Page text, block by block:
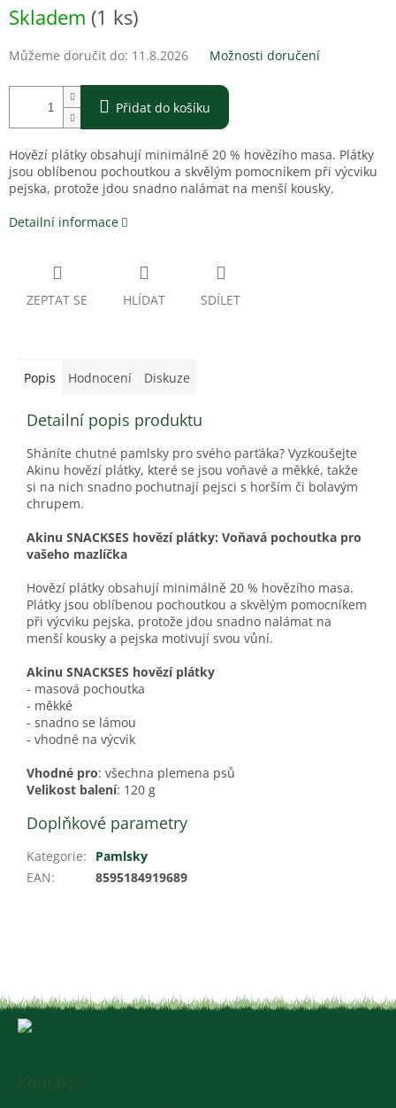
cena:
Skladem (1 ks)
Můžeme doručit do: 11.8.2026 Možnosti doručení
Přidat do košíku
Hovězí plátky obsahují minimálně 20 % hovězího masa. Plátky
jsou oblíbenou pochoutkou a skvělým pomocníkem při výcviku
pejska, protože jdou snadno nalámat na menší kousky.
Detailní informace
ZEPTAT SE HLÍDAT SDÍLET
Popis Hodnocení Diskuze
Detailní popis produktu
Sháníte chutné pamlsky pro svého parťáka? Vyzkoušejte
Akinu hovězí plátky, které se jsou voňavé a měkké, takže
si na nich snadno pochutnají pejsci s horším či bolavým
chrupem.
Akinu SNACKSES hovězí plátky: Voňavá pochoutka pro
vašeho mazlíčka
Hovězí plátky obsahují minimálně 20 % hovězího masa.
Plátky jsou oblíbenou pochoutkou a skvělým pomocníkem
při výcviku pejska, protože jdou snadno nalámat na
menší kousky a pejska motivují svou vůní.
Akinu SNACKSES hovězí plátky
- masová pochoutka
- měkké
- snadno se lámou
- vhodné na výcvik
Vhodné pro: všechna plemena psů
Velikost balení: 120 g
Doplňkové parametry
Kategorie:
Pamlsky
EAN: 8595184919689